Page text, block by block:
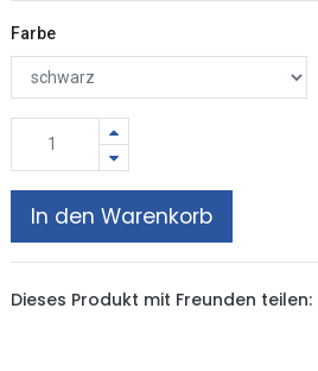
Farbe
In den Warenkorb
Dieses Produkt mit Freunden teilen: